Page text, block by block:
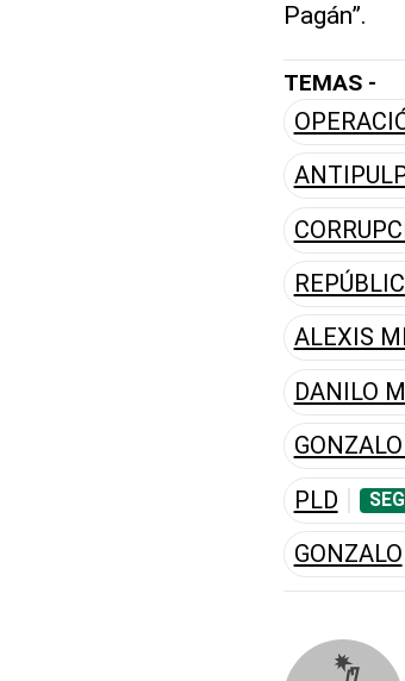
Pagán”.
TEMAS -
ALEXIS
DANILO
PLD
GONZALO